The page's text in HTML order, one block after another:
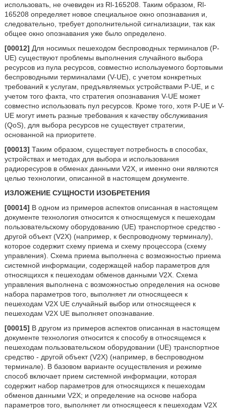
использовать, не очевиден из Rl-165208. Таким образом, Rl-
165208 определяет новое специальное окно опознавания и,
следовательно, требует дополнительной сигнализации, так как
общее окно опознавания уже было определено.
[00012] Для носимых пешеходом беспроводных терминалов (P-
UE) существуют проблемы выполнения случайного выбора
ресурсов из пула ресурсов, совместно используемого бортовыми
беспроводными терминалами (V-UE), с учетом конкретных
требований к услугам, предъявляемых устройствами P-UE, и с
учетом того факта, что стратегия опознавания V-UE может
совместно использовать пул ресурсов. Кроме того, хотя P-UE и V-
UE могут иметь разные требования к качеству обслуживания
(QoS), для выбора ресурсов не существует стратегии,
основанной на приоритете.
[00013] Таким образом, существует потребность в способах,
устройствах и методах для выбора и использования
радиоресуров в обменах данными V2X, и именно они являются
целью технологии, описанной в настоящем документе.
ИЗЛОЖЕНИЕ СУЩНОСТИ ИЗОБРЕТЕНИЯ
[00014] В одном из примеров аспектов описанная в настоящем
документе технология относится к относящемуся к пешеходам
пользовательскому оборудованию (UE) транспортное средство -
другой объект (V2X) (например, к беспроводному терминалу),
которое содержит схему приема и схему процессора (схему
управления). Схема приема выполнена с возможностью приема
системной информации, содержащей набор параметров для
относящихся к пешеходам обменов данными V2X. Схема
управления выполнена с возможностью определения на основе
набора параметров того, выполняет ли относящееся к
пешеходам V2X UE случайный выбор или относящееся к
пешеходам V2X UE выполняет опознавание.
[00015] В другом из примеров аспектов описанная в настоящем
документе технология относится к способу в относящемся к
пешеходам пользовательском оборудовании (UE) транспортное
средство - другой объект (V2X) (например, в беспроводном
терминале). В базовом варианте осуществления и режиме
способ включает прием системной информации, которая
содержит набор параметров для относящихся к пешеходам
обменов данными V2X; и определение на основе набора
параметров того, выполняет ли относящееся к пешеходам V2X